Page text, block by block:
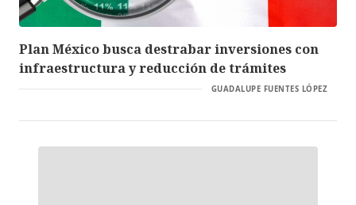
Plan México busca destrabar inversiones con
infraestructura y reducción de trámites
GUADALUPE FUENTES LÓPEZ